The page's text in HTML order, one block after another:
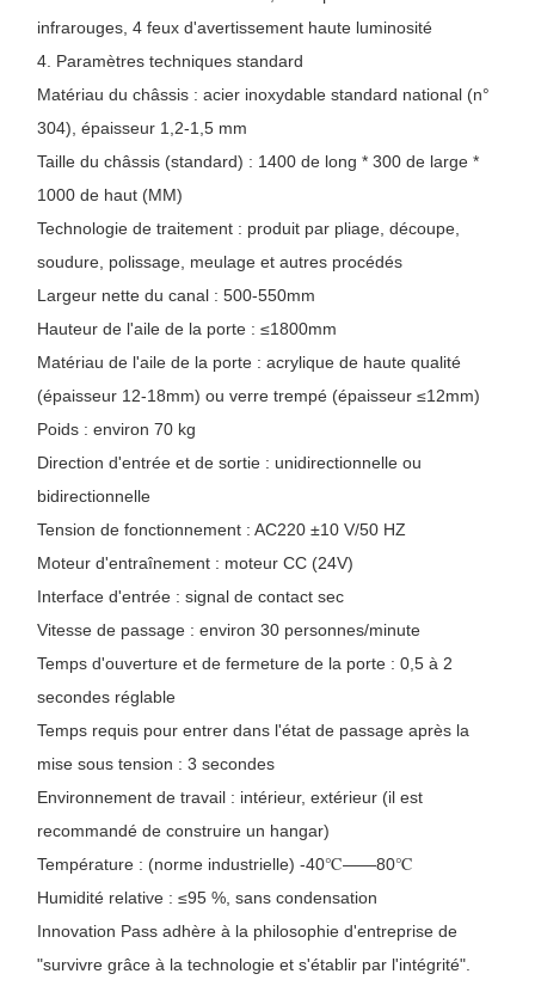
infrarouges, 4 feux d'avertissement haute luminosité
4. Paramètres techniques standard
Matériau du châssis : acier inoxydable standard national (n°
304), épaisseur 1,2-1,5 mm
Taille du châssis (standard) : 1400 de long * 300 de large *
1000 de haut (MM)
Technologie de traitement : produit par pliage, découpe,
soudure, polissage, meulage et autres procédés
Largeur nette du canal : 500-550mm
Hauteur de l'aile de la porte : ≤1800mm
Matériau de l'aile de la porte : acrylique de haute qualité
(épaisseur 12-18mm) ou verre trempé (épaisseur ≤12mm)
Poids : environ 70 kg
Direction d'entrée et de sortie : unidirectionnelle ou
bidirectionnelle
Tension de fonctionnement : AC220 ±10 V/50 HZ
Moteur d'entraînement : moteur CC (24V)
Interface d'entrée : signal de contact sec
Vitesse de passage : environ 30 personnes/minute
Temps d'ouverture et de fermeture de la porte : 0,5 à 2
secondes réglable
Temps requis pour entrer dans l'état de passage après la
mise sous tension : 3 secondes
Environnement de travail : intérieur, extérieur (il est
recommandé de construire un hangar)
Température : (norme industrielle) -40℃——80℃
Humidité relative : ≤95 %, sans condensation
Innovation Pass adhère à la philosophie d'entreprise de
"survivre grâce à la technologie et s'établir par l'intégrité".